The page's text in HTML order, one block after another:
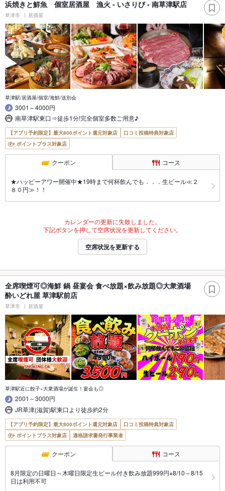
浜焼きと鮮魚 個室居酒屋 漁火 - いさりび - 南草津駅店
草津市 居酒屋
草津駅/居酒屋/個室/海鮮/送別会
3001～4000円
南草津駅東口⇒徒歩1分!完全個室多数ご用意♪
【アプリ予約限定】最大800ポイント還元対象店
口コミ投稿特典対象店
ポイントプラス対象店
クーポン コース
★ハッピーアワー開催中★19時まで何杯飲んでも．．．生ビール≪２
８０円≫！！
カレンダーの更新に失敗しました。
下記ボタンを押して空席状況を更新してください。
空席状況を更新する
全席喫煙可◎海鮮 鍋 昼宴会 食べ放題×飲み放題◎大衆酒場
酔いどれ屋 草津駅前店
草津市 居酒屋
草津駅近に餃子×大衆酒場が誕生！宴会も◎
2001～3000円
JR草津(滋賀)駅東口より徒歩約2分
【アプリ予約限定】最大800ポイント還元対象店
口コミ投稿特典対象店
ポイントプラス対象店
適格請求書発行事業者
クーポン コース
8月限定の日曜日～木曜日限定生ビール付き飲み放題999円※8/10～8/15
日は利用不可